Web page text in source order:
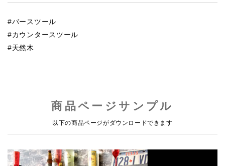
バースツール
カウンタースツール
天然木
商品ページサンプル
以下の商品ページがダウンロードできます